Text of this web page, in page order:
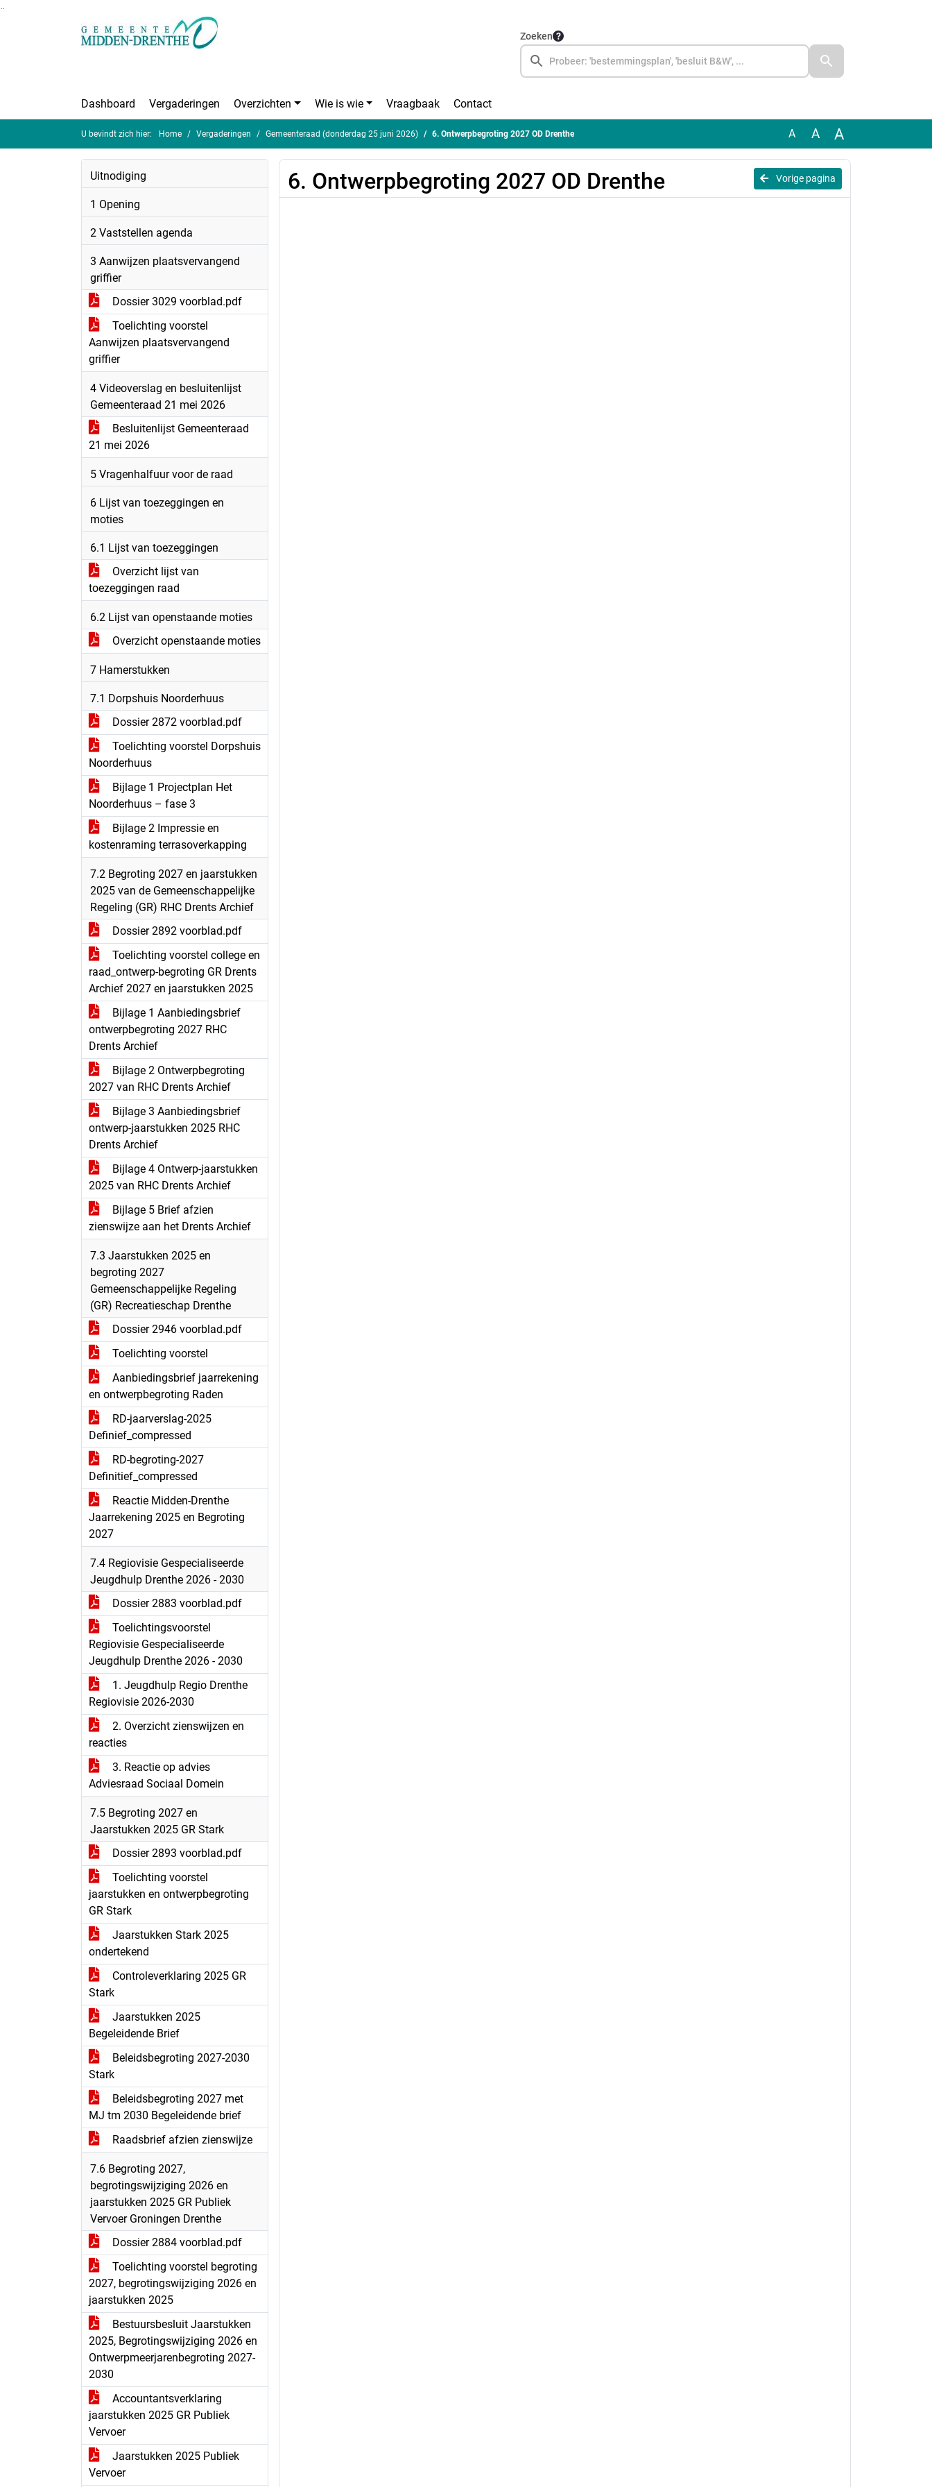
Zoeken
Dashboard Vergaderingen Overzichten Wie is wie Vraagbaak Contact
U bevindt zich hier: Home Vergaderingen Gemeenteraad (donderdag 25 juni 2026) 6. Ontwerpbegroting 2027 OD Drenthe A A A
Uitnodiging
1 Opening
2 Vaststellen agenda
3 Aanwijzen plaatsvervangend
griffier
Dossier 3029 voorblad.pdf
Toelichting voorstel
Aanwijzen plaatsvervangend
griffier
4 Videoverslag en besluitenlijst
Gemeenteraad 21 mei 2026
Besluitenlijst Gemeenteraad
21 mei 2026
5 Vragenhalfuur voor de raad
6 Lijst van toezeggingen en
moties
6.1 Lijst van toezeggingen
Overzicht lijst van
toezeggingen raad
6.2 Lijst van openstaande moties
Overzicht openstaande moties
7 Hamerstukken
7.1 Dorpshuis Noorderhuus
Dossier 2872 voorblad.pdf
Toelichting voorstel Dorpshuis
Noorderhuus
Bijlage 1 Projectplan Het
Noorderhuus – fase 3
Bijlage 2 Impressie en
kostenraming terrasoverkapping
7.2 Begroting 2027 en jaarstukken
2025 van de Gemeenschappelijke
Regeling (GR) RHC Drents Archief
Dossier 2892 voorblad.pdf
Toelichting voorstel college en
raad_ontwerp-begroting GR Drents
Archief 2027 en jaarstukken 2025
Bijlage 1 Aanbiedingsbrief
ontwerpbegroting 2027 RHC
Drents Archief
Bijlage 2 Ontwerpbegroting
2027 van RHC Drents Archief
Bijlage 3 Aanbiedingsbrief
ontwerp-jaarstukken 2025 RHC
Drents Archief
Bijlage 4 Ontwerp-jaarstukken
2025 van RHC Drents Archief
Bijlage 5 Brief afzien
zienswijze aan het Drents Archief
7.3 Jaarstukken 2025 en
begroting 2027
Gemeenschappelijke Regeling
(GR) Recreatieschap Drenthe
Dossier 2946 voorblad.pdf
Toelichting voorstel
Aanbiedingsbrief jaarrekening
en ontwerpbegroting Raden
RD-jaarverslag-2025
Definief_compressed
RD-begroting-2027
Definitief_compressed
Reactie Midden-Drenthe
Jaarrekening 2025 en Begroting
2027
7.4 Regiovisie Gespecialiseerde
Jeugdhulp Drenthe 2026 - 2030
Dossier 2883 voorblad.pdf
Toelichtingsvoorstel
Regiovisie Gespecialiseerde
Jeugdhulp Drenthe 2026 - 2030
1. Jeugdhulp Regio Drenthe
Regiovisie 2026-2030
2. Overzicht zienswijzen en
reacties
3. Reactie op advies
Adviesraad Sociaal Domein
7.5 Begroting 2027 en
Jaarstukken 2025 GR Stark
Dossier 2893 voorblad.pdf
Toelichting voorstel
jaarstukken en ontwerpbegroting
GR Stark
Jaarstukken Stark 2025
ondertekend
Controleverklaring 2025 GR
Stark
Jaarstukken 2025
Begeleidende Brief
Beleidsbegroting 2027-2030
Stark
Beleidsbegroting 2027 met
MJ tm 2030 Begeleidende brief
Raadsbrief afzien zienswijze
7.6 Begroting 2027,
begrotingswijziging 2026 en
jaarstukken 2025 GR Publiek
Vervoer Groningen Drenthe
Dossier 2884 voorblad.pdf
Toelichting voorstel begroting
2027, begrotingswijziging 2026 en
jaarstukken 2025
Bestuursbesluit Jaarstukken
2025, Begrotingswijziging 2026 en
Ontwerpmeerjarenbegroting 2027-
2030
Accountantsverklaring
jaarstukken 2025 GR Publiek
Vervoer
Jaarstukken 2025 Publiek
Vervoer
Vorige pagina
6. Ontwerpbegroting 2027 OD Drenthe